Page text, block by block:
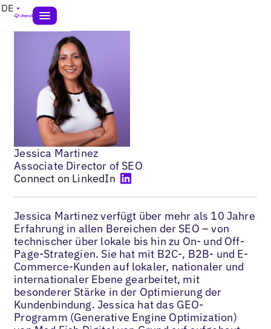
DE
Jessica Martinez
Associate Director of SEO
Connect on LinkedIn
Jessica Martinez verfügt über mehr als 10 Jahre
Erfahrung in allen Bereichen der SEO – von
technischer über lokale bis hin zu On- und Off-
Page-Strategien. Sie hat mit B2C-, B2B- und E-
Commerce-Kunden auf lokaler, nationaler und
internationaler Ebene gearbeitet, mit
besonderer Stärke in der Optimierung der
Kundenbindung. Jessica hat das GEO-
Programm (Generative Engine Optimization)